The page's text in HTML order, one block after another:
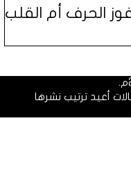
الحرف أم القلب
أعيد ترتيب نشرها